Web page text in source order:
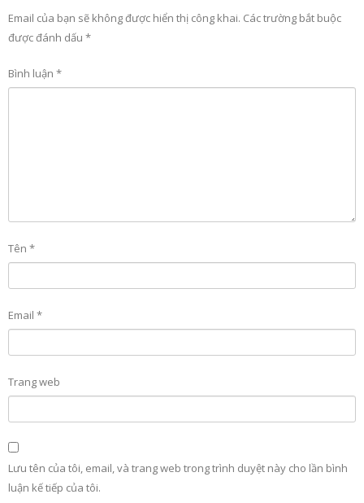
Email của bạn sẽ không được hiển thị công khai. Các trường bắt buộc
được đánh dấu *
Bình luận *
Tên *
Email *
Trang web
Lưu tên của tôi, email, và trang web trong trình duyệt này cho lần bình
luận kế tiếp của tôi.